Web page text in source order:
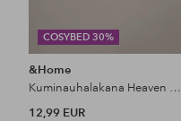
COSYBED 30%
&Home
Kuminauhalakana Heaven puuvillaa
12,99 EUR